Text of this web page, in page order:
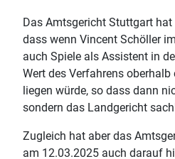
Das Amtsgericht Stuttgart
dass wenn Vincent Schöller
auch Spiele als Assistent in
Wert des Verfahrens
liegen würde, so dass dann
sondern das Landgericht
Zugleich hat aber das
am 12.03.2025 auch darauf